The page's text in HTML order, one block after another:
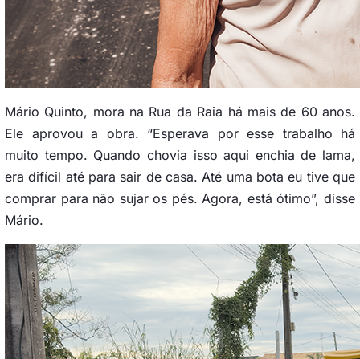
Mário Quinto, mora na Rua da Raia há mais de 60 anos.
Ele aprovou a obra. “Esperava por esse trabalho há
muito tempo. Quando chovia isso aqui enchia de lama,
era difícil até para sair de casa. Até uma bota eu tive que
comprar para não sujar os pés. Agora, está ótimo”, disse
Mário.